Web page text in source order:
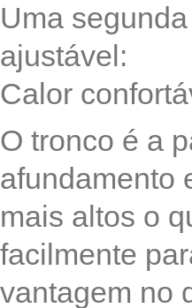
Uma
ajustável:
Calor
O tronco é a
afundamento
mais altos o
facilmente
vantagem no